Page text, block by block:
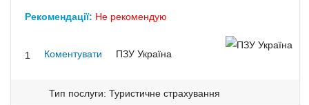
Рекомендації: Не рекомендую
1 Коментувати ПЗУ Україна
Тип послуги: Туристичне страхування